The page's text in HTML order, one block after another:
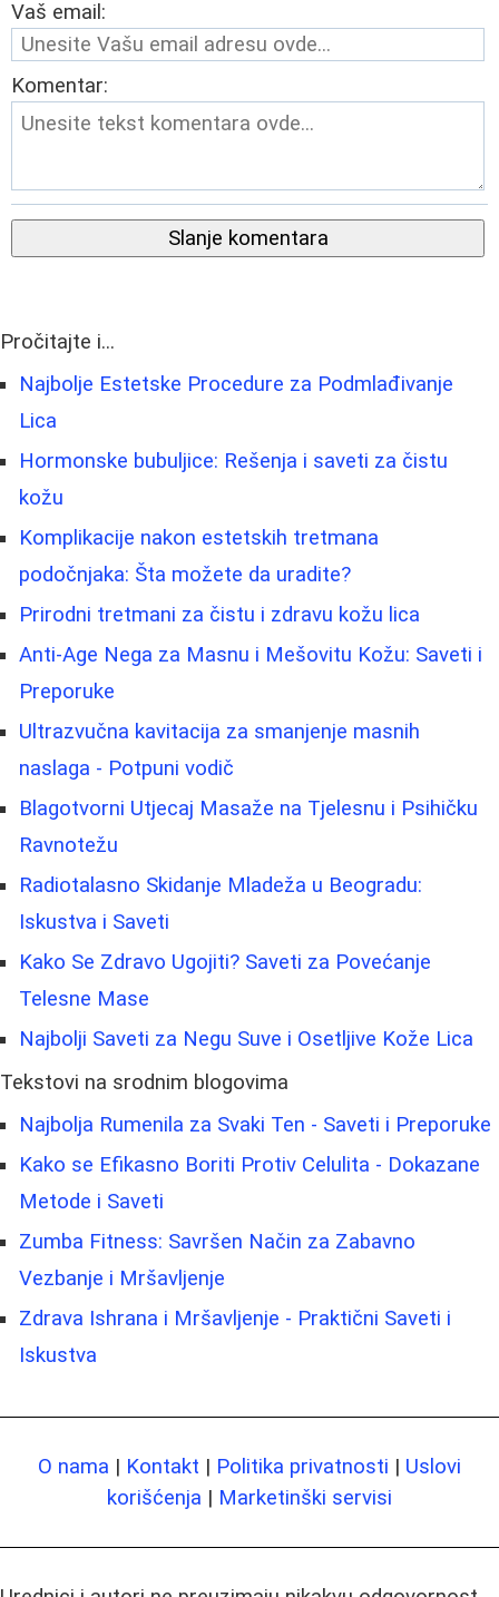
Vaš email:
Komentar:
Slanje komentara
Pročitajte i...
Najbolje Estetske Procedure za Podmlađivanje
Lica
Hormonske bubuljice: Rešenja i saveti za čistu
kožu
Komplikacije nakon estetskih tretmana
podočnjaka: Šta možete da uradite?
Prirodni tretmani za čistu i zdravu kožu lica
Anti-Age Nega za Masnu i Mešovitu Kožu: Saveti i
Preporuke
Ultrazvučna kavitacija za smanjenje masnih
naslaga - Potpuni vodič
Blagotvorni Utjecaj Masaže na Tjelesnu i Psihičku
Ravnotežu
Radiotalasno Skidanje Mladeža u Beogradu:
Iskustva i Saveti
Kako Se Zdravo Ugojiti? Saveti za Povećanje
Telesne Mase
Najbolji Saveti za Negu Suve i Osetljive Kože Lica
Tekstovi na srodnim blogovima
Najbolja Rumenila za Svaki Ten - Saveti i Preporuke
Kako se Efikasno Boriti Protiv Celulita - Dokazane
Metode i Saveti
Zumba Fitness: Savršen Način za Zabavno
Vezbanje i Mršavljenje
Zdrava Ishrana i Mršavljenje - Praktični Saveti i
Iskustva
O nama | Kontakt | Politika privatnosti | Uslovi
korišćenja | Marketinški servisi